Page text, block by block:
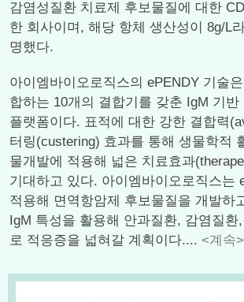
감염성질환 치료제 후보물질에 대한
한 회사이며, 해당 항체 생산성이 8g/L
명했다.
아이엠바이오로직스의 ePENDY 기술
합하는 10개의 결합기를 갖춘 IgM 기반
플랫폼이다. 표적에 대한 강한 결합력
터링(custering) 효과를 통해 생물학적
물개발에 적용해 넓은 치료효과
기대하고 있다. 아이엠바이오로직스는
적용해 면역항암제 후보물질을 개발하
IgM 특성을 활용해 안과질환, 감염질환
로 적응증을 넓혀갈 계획이다.... <계속>